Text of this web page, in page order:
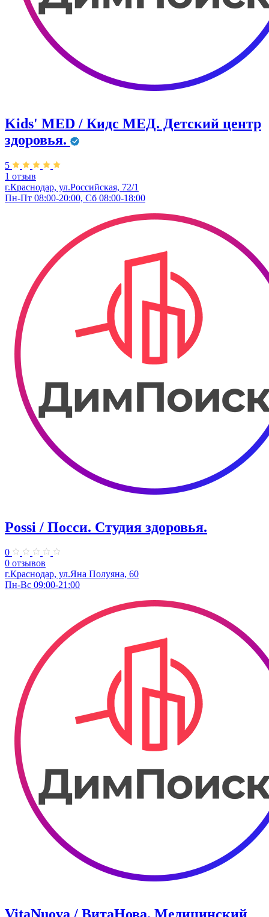
Kids' MED / Кидс МЕД. Детский центр
здоровья.
5
1 отзыв
г.Краснодар, ул.Российская, 72/1
Пн-Пт 08:00-20:00, Сб 08:00-18:00
Possi / Посси. Студия здоровья.
0
0 отзывов
г.Краснодар, ул.Яна Полуяна, 60
Пн-Вс 09:00-21:00